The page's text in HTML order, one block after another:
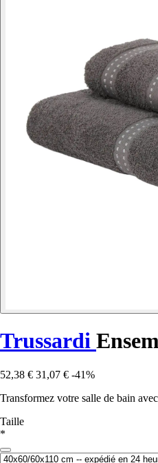
Trussardi
52,38 € 31,07 € -41%
Transformez votre salle de bain
Taille
*